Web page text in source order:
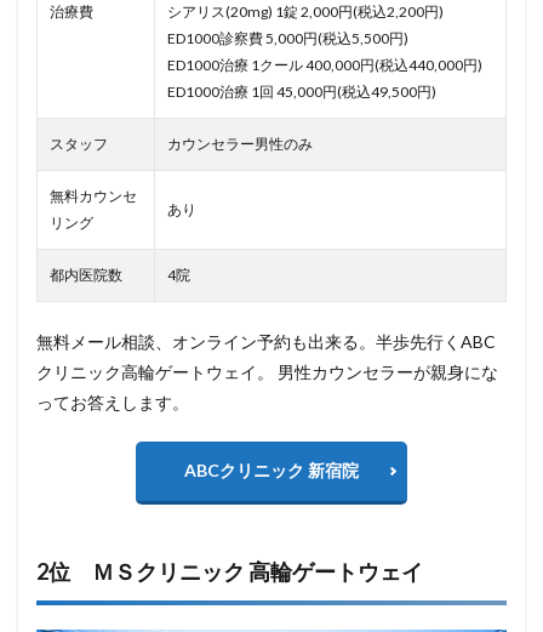
治療費
シアリス(20mg) 1錠 2,000円(税込2,200円)
ED1000診察費 5,000円(税込5,500円)
ED1000治療 1クール 400,000円(税込440,000円)
ED1000治療 1回 45,000円(税込49,500円)
スタッフ カウンセラー男性のみ
無料カウンセ
リング
あり
都内医院数 4院
無料メール相談、オンライン予約も出来る。半歩先行くABC
クリニック高輪ゲートウェイ。 男性カウンセラーが親身にな
ってお答えします。
ABCクリニック 新宿院
2位 ＭＳクリニック 高輪ゲートウェイ